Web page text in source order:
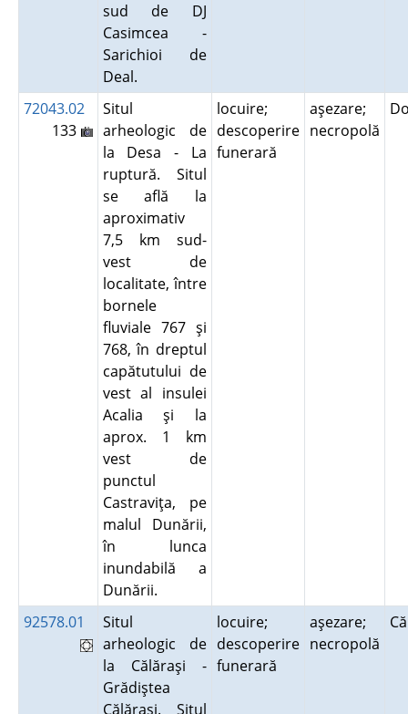
sud de DJ
Casimcea -
Sarichioi de
Deal.
72043.02
133
Situl
arheologic de
la Desa - La
ruptură. Situl
se află la
aproximativ
7,5 km sud-
vest de
localitate, între
bornele
fluviale 767 şi
768, în dreptul
capătutului de
vest al insulei
Acalia şi la
aprox. 1 km
vest de
punctul
Castraviţa, pe
malul Dunării,
în lunca
inundabilă a
Dunării.
locuire;
descoperire
funerară
aşezare;
necropolă
92578.01
Situl
arheologic de
la Călăraşi -
Grădiştea
Călăraşi. Situl
locuire;
descoperire
funerară
aşezare;
necropolă